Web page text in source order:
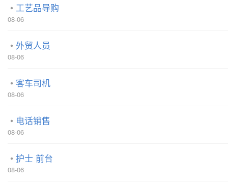
工艺品导购
08-06
外贸人员
08-06
客车司机
08-06
电话销售
08-06
护士 前台
08-06